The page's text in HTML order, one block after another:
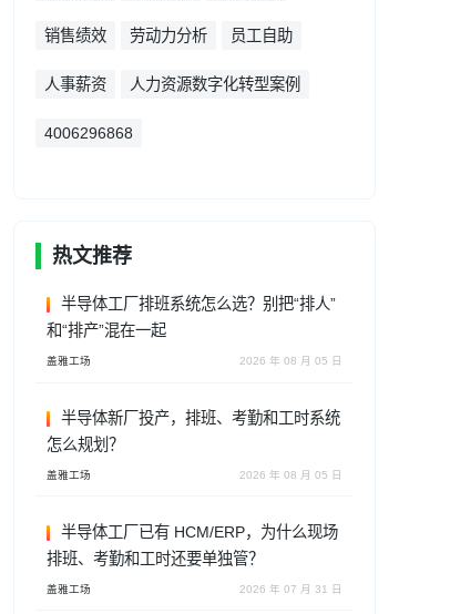
销售绩效 劳动力分析 员工自助
人事薪资 人力资源数字化转型案例
4006296868
热文推荐
半导体工厂排班系统怎么选？别把“排人”
和“排产”混在一起
盖雅工场 2026 年 08 月 05 日
半导体新厂投产，排班、考勤和工时系统
怎么规划？
盖雅工场 2026 年 08 月 05 日
半导体工厂已有 HCM/ERP，为什么现场
排班、考勤和工时还要单独管？
盖雅工场 2026 年 07 月 31 日